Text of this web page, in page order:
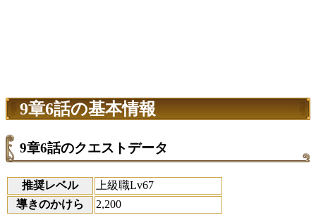
9章6話の基本情報
9章6話のクエストデータ
推奨レベル
上級職Lv67
導きのかけら
2,200